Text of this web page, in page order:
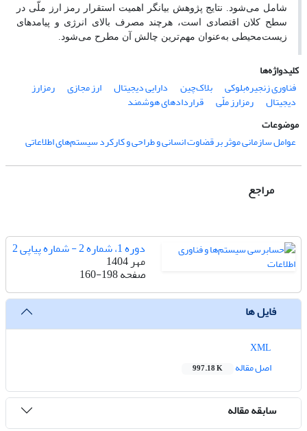
شامل می‌شود. نتایج پژوهش بیانگر اهمیت استقرار رمز ارز ملّی در
سطح کلان اقتصادی است، هرچند مصرف بالای انرژی و پیامدهای
زیست‌محیطی به‌عنوان مهم‌ترین چالش آن مطرح می‌شود.
کلیدواژه‌ها
فناوری زنجیره‌بلوکی
بلاک‌چین دارایی دیجیتال ارز مجازی رمزارز
دیجیتال رمزارز ملّی
قراردادهای هوشمند
موضوعات
عوامل سازمانی موثر بر قضاوت انسانی و طراحی و کارکرد سیستم‌های اطلاعاتی
مراجع
دوره 1، شماره 2 - شماره پیاپی 2
مهر 1404
صفحه160-198
فایل ها
اصل مقاله
997.18 K
سابقه مقاله